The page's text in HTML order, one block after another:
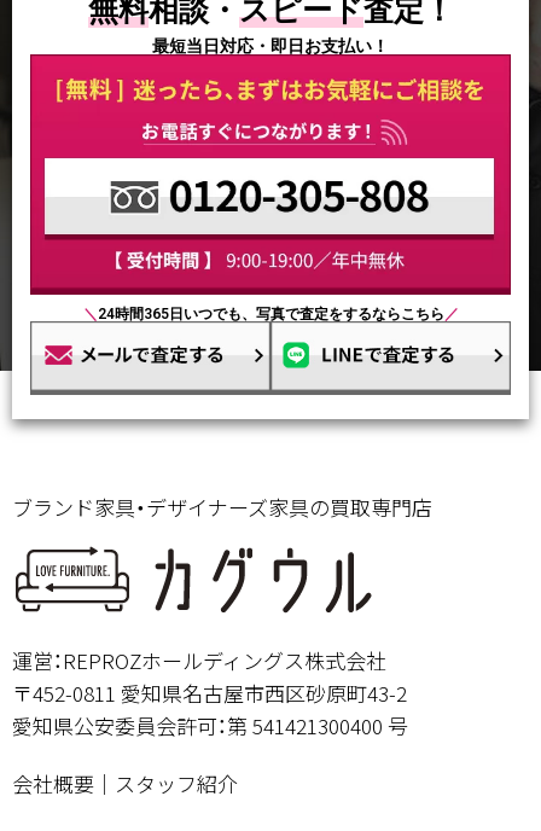
無料相談・ スピード査定！
最短当日対応・即日お支払い！
＼ 24時間365日いつでも、写真で査定をするならこちら ／
ブランド家具・デザイナーズ家具の買取専門店
運営：REPROZホールディングス株式会社
〒452-0811 愛知県名古屋市西区砂原町43-2
愛知県公安委員会許可：第 541421300400 号
会社概要 ｜ スタッフ紹介